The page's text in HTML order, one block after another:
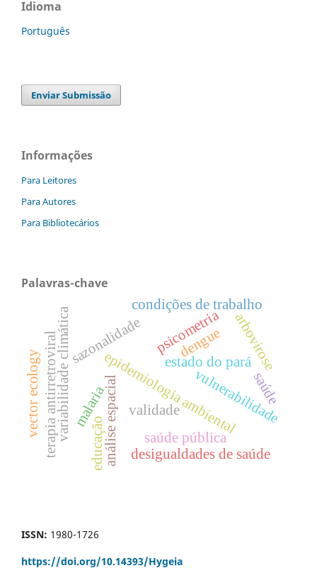
Idioma
Português
Enviar Submissão
Informações
Para Leitores
Para Autores
Para Bibliotecários
Palavras-chave
sazonalidade
epidemiologia ambiental
saúde pública
estado do pará
variabilidade climática análise espacial
arbovirose
psicometria
validade
condições de trabalho
desigualdades de saúde
vulnerabilidade
terapia antirretroviral malaria
vector ecology
dengue
educação
saúde
ISSN: 1980-1726
https://doi.org/10.14393/Hygeia